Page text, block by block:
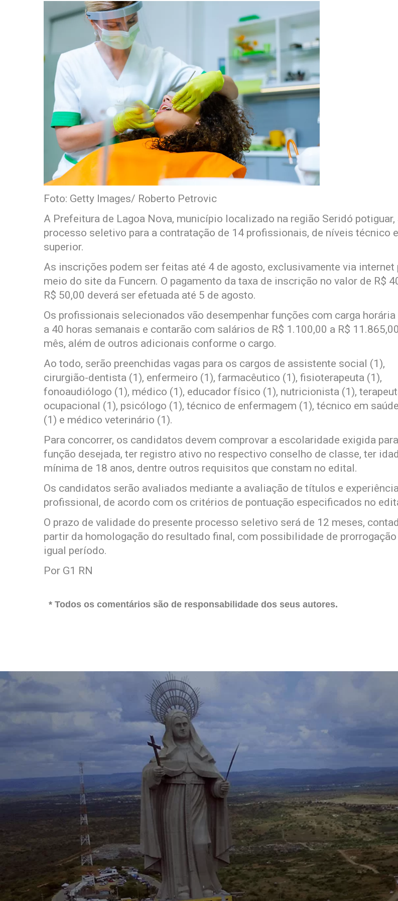
Foto: Getty Images/ Roberto Petrovic
A Prefeitura de Lagoa Nova, município localizado na região Seridó potiguar,
processo seletivo para a contratação de 14 profissionais, de níveis técnico e
superior.
As inscrições podem ser feitas até 4 de agosto, exclusivamente via internet
meio do site da Funcern. O pagamento da taxa de inscrição no valor de R$
R$ 50,00 deverá ser efetuada até 5 de agosto.
Os profissionais selecionados vão desempenhar funções com carga horária
a 40 horas semanais e contarão com salários de R$ 1.100,00 a R$
mês, além de outros adicionais conforme o cargo.
Ao todo, serão preenchidas vagas para os cargos de assistente social (1),
cirurgião-dentista (1), enfermeiro (1), farmacêutico (1), fisioterapeuta (1),
fonoaudiólogo (1), médico (1), educador físico (1), nutricionista (1),
ocupacional (1), psicólogo (1), técnico de enfermagem (1), técnico em
(1) e médico veterinário (1).
Para concorrer, os candidatos devem comprovar a escolaridade exigida
função desejada, ter registro ativo no respectivo conselho de classe, ter
mínima de 18 anos, dentre outros requisitos que constam no edital.
Os candidatos serão avaliados mediante a avaliação de títulos e experiência
profissional, de acordo com os critérios de pontuação especificados no
O prazo de validade do presente processo seletivo será de 12 meses,
partir da homologação do resultado final, com possibilidade de
igual período.
Por G1 RN
* Todos os comentários são de responsabilidade dos seus autores.